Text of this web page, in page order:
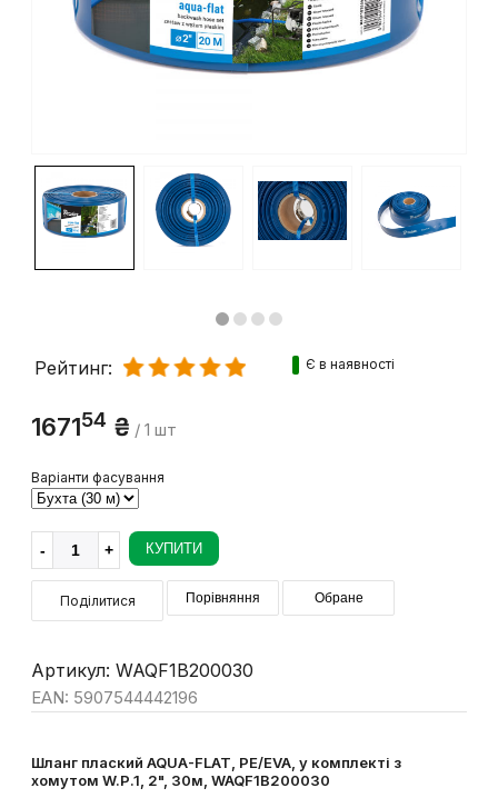
Варіанти фасування
Артикул: WAQF1B200030
Шланг плаский AQUA-FLAT, PE/EVA, у комплекті з